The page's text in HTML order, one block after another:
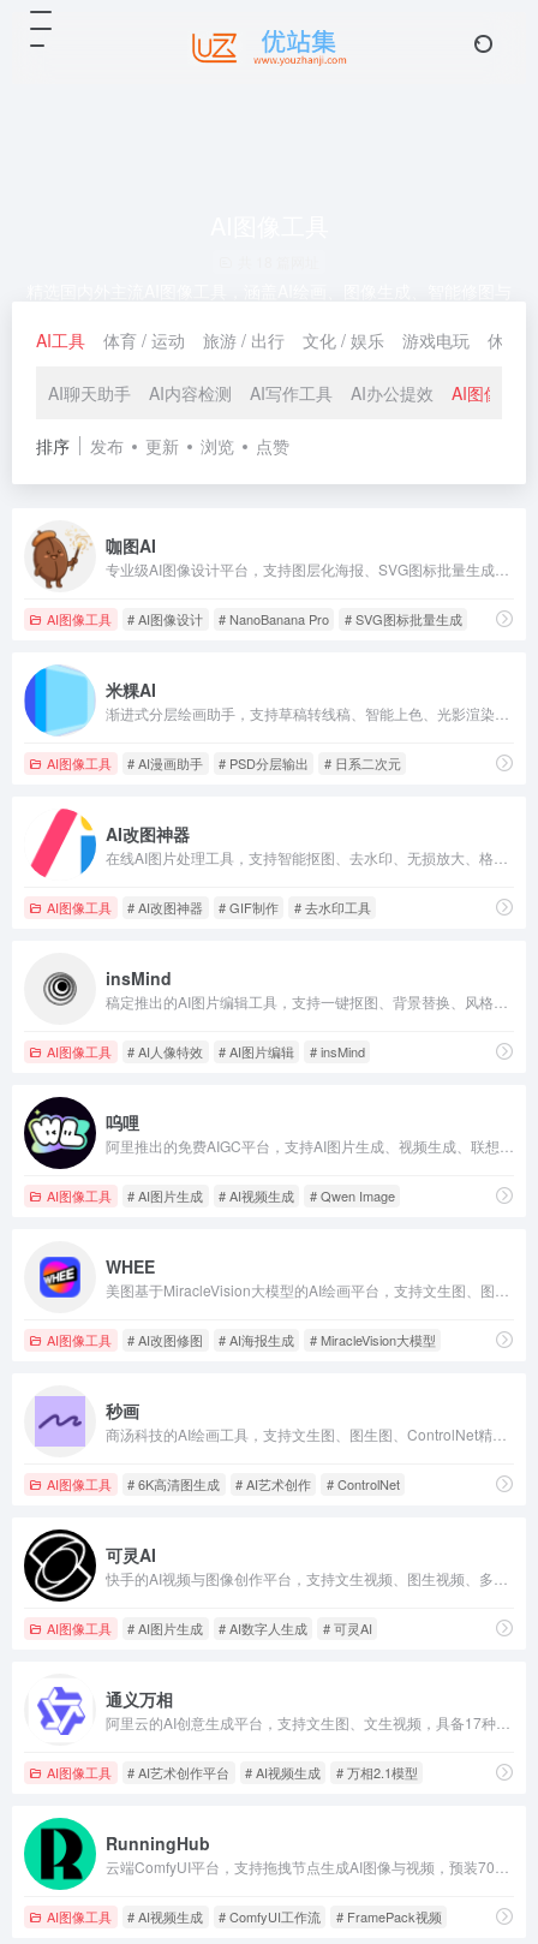
AI工具
体育 / 运动 旅游 / 出行 文化 / 娱乐 游戏电玩 休闲 /
AI聊天助手 AI内容检测 AI写作工具 AI办公提效 AI图像工具
排序 发布 更新 浏览 点赞
咖图AI
AI图像工具 # AI图像设计 # NanoBanana Pro # SVG图标批量生成
米粿AI
AI图像工具 # AI漫画助手 # PSD分层输出 # 日系二次元
AI改图神器
AI图像工具 # AI改图神器 # GIF制作 # 去水印工具
insMind
AI图像工具 # AI人像特效 # AI图片编辑 # insMind
呜哩
AI图像工具 # AI图片生成 # AI视频生成 # Qwen Image
WHEE
AI图像工具 # AI改图修图 # AI海报生成 # MiracleVision大模型
秒画
AI图像工具 # 6K高清图生成 # AI艺术创作 # ControlNet
可灵AI
AI图像工具 # AI图片生成 # AI数字人生成 # 可灵AI
通义万相
AI图像工具 # AI艺术创作平台 # AI视频生成 # 万相2.1模型
RunningHub
AI图像工具 # AI视频生成 # ComfyUI工作流 # FramePack视频